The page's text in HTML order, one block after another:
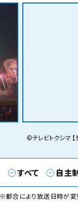
法人のお客様
©テレビトクシマ
すべて 自主
都合により放送日時が変